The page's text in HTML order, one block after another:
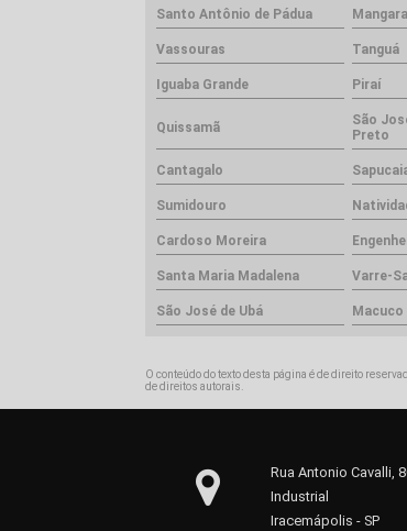
Santo Antônio de Pádua
Vassouras Tanguá
Iguaba Grande Piraí
Quissamã
São
Preto
Cantagalo
Sumidouro
Cardoso Moreira
Santa Maria Madalena Varre-
São José de Ubá Macuco
O conteúdo do texto desta página é de direito
de direitos autorais
Rua Antonio Cavalli,
Industrial
Iracemápolis - SP